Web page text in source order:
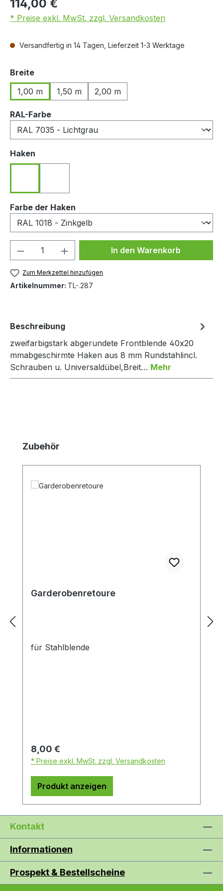
114,00 €
* Preise exkl. MwSt. zzgl. Versandkosten
Versandfertig in 14 Tagen, Lieferzeit 1-3 Werktage
Breiteauswählen
1,00 m
1,50 m 2,00 m
RAL-Farbeauswählen
Haken
Farbe der Haken
Produkt Anzahl: Gib denIn den Warenkorb
Zum Merkzettel hinzufügen
Artikelnummer: TL-.287
Beschreibung
zweifarbigstark abgerundete Frontblende 40x20
mmabgeschirmte Haken aus 8 mm Rundstahlincl.
Schrauben u. Universaldübel,Breit… Mehr
Produktgalerie überspringen
Zubehör
Garderobenretoure
für Stahlblende
Regulärer Preis:
8,00 €
* Preise exkl. MwSt. zzgl. Versandkosten
Produkt anzeigen
Kontakt
Informationen
Prospekt & Bestellscheine